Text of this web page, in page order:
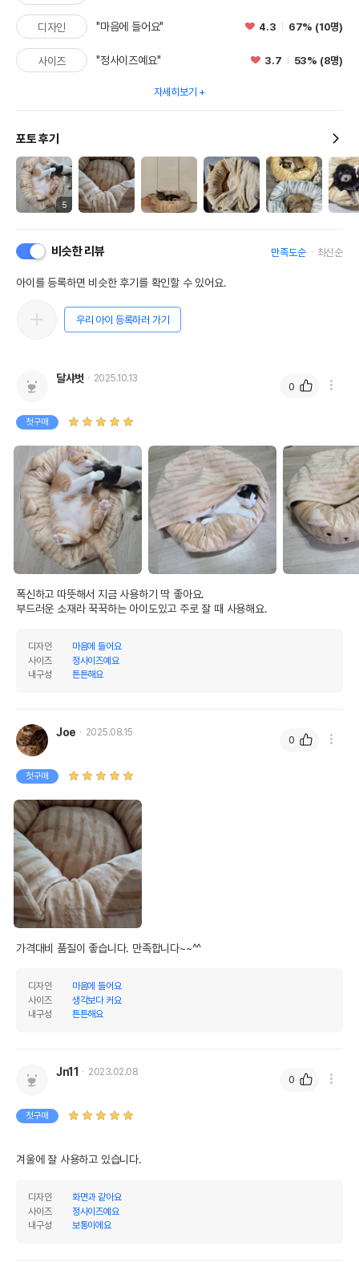
디자인 "마음에 들어요" 4.3 67% (10명)
사이즈 "정사이즈예요" 3.7 53% (8명)
자세히보기
포토 후기
5
비슷한 리뷰 만족도순 최신순
아이를 등록하면 비슷한 후기를 확인할 수 있어요.
우리 아이 등록하러 가기
달샤벗 2025.10.13
첫구매
폭신하고 따뜻해서 지금 사용하기 딱 좋아요.
부드러운 소재라 꾹꾹하는 아이도있고 주로 잘 때 사용해요.
디자인
마음에 들어요
사이즈
정사이즈예요
내구성
튼튼해요
0
Joe 2025.08.15
첫구매
가격대비 품질이 좋습니다. 만족합니다~~^^
디자인
마음에 들어요
사이즈
생각보다 커요
내구성
튼튼해요
0
Jn11 2023.02.08
첫구매
겨울에 잘 사용하고 있습니다.
디자인
화면과 같아요
사이즈
정사이즈예요
내구성
보통이에요
0